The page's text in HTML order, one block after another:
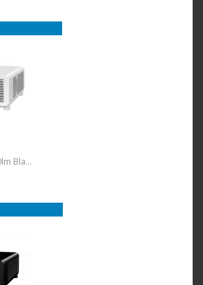
4K (3840x2400) 8 000lm Blanc Ss Opti.